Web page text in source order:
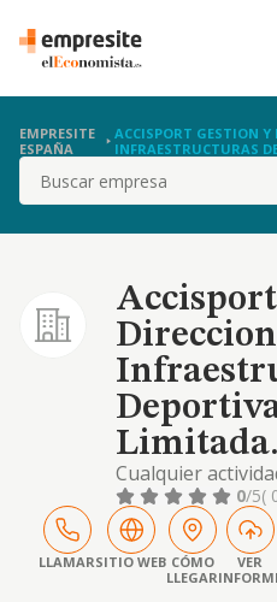
EMPRESITE
ESPAÑA
ACCISPORT GESTION Y
INFRAESTRUCTURAS
Buscar
Limitada.
Cualquier
agencia de
hosteleria y
gestion en la
corporativa de las
desarrollo y
0/5(
LLAMARSITIO WEB CÓMO
LLEGAR
VER